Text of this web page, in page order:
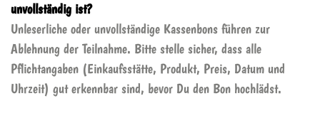
unvollständig ist?
Unleserliche oder unvollständige Kassenbons führen zur
Ablehnung der Teilnahme. Bitte stelle sicher, dass alle
Pflichtangaben (Einkaufsstätte, Produkt, Preis, Datum und
Uhrzeit) gut erkennbar sind, bevor Du den Bon hochlädst.